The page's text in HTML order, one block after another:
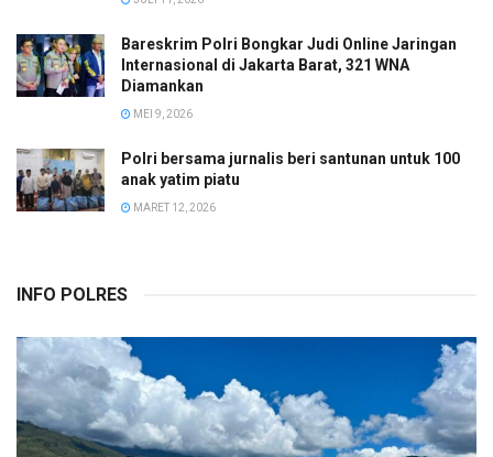
Bareskrim Polri Bongkar Judi Online Jaringan
Internasional di Jakarta Barat, 321 WNA
Diamankan
MEI 9, 2026
Polri bersama jurnalis beri santunan untuk 100
anak yatim piatu
MARET 12, 2026
INFO POLRES